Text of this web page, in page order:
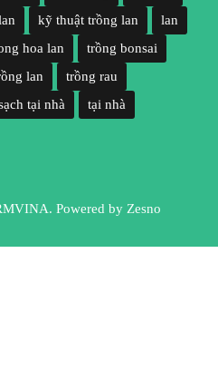
kỹ thuật trồng lan
lan
hoa lan
trồng bonsai
lan
trồng rau
tại nhà tại nhà
Powered by Zesno